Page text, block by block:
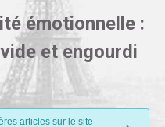
émotionnelle :
et engourdi
articles sur le site